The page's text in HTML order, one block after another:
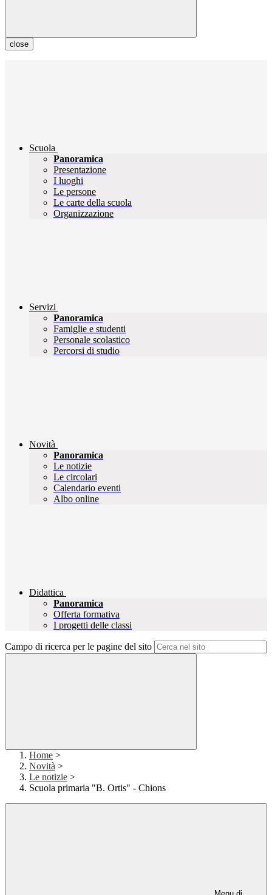
close
Scuola
Panoramica
Presentazione
I luoghi
Le persone
Le carte della scuola
Organizzazione
Servizi
Panoramica
Famiglie e studenti
Personale scolastico
Percorsi di studio
Novità
Panoramica
Le notizie
Le circolari
Calendario eventi
Albo online
Didattica
Panoramica
Offerta formativa
I progetti delle classi
Campo di ricerca per le pagine del sito
Home >
Novità >
Le notizie >
Scuola primaria "B. Ortis" - Chions